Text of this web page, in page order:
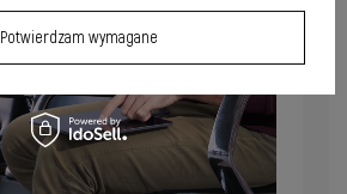
Potwierdzam wymagane